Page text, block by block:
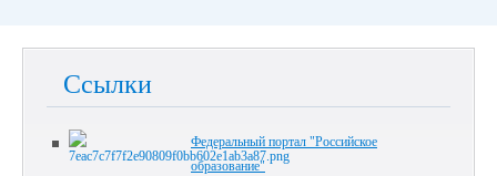
Ссылки
Федеральный портал "Российское
образование"